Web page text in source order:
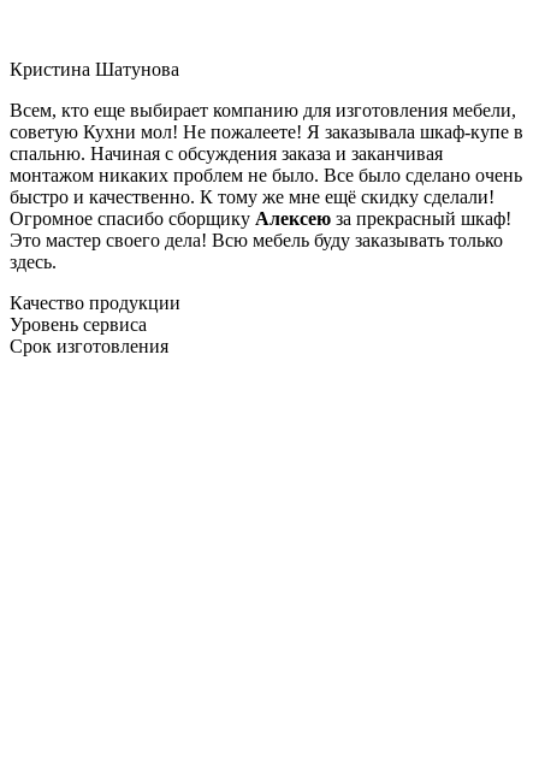
Кристина Шатунова
Всем, кто еще выбирает компанию для изготовления мебели,
советую Кухни мол! Не пожалеете! Я заказывала шкаф-купе в
спальню. Начиная с обсуждения заказа и заканчивая
монтажом никаких проблем не было. Все было сделано очень
быстро и качественно. К тому же мне ещё скидку сделали!
Огромное спасибо сборщику Алексею за прекрасный шкаф!
Это мастер своего дела! Всю мебель буду заказывать только
здесь.
Качество продукции
Уровень сервиса
Срок изготовления